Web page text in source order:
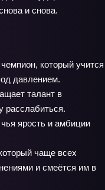
и снова.
который учится
давлением.
талант в
расслабиться.
ярость и амбиции
чаще всех
и смеётся им в